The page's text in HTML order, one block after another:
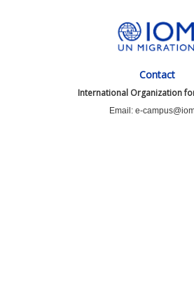
Contact
International Organization
Email: e-